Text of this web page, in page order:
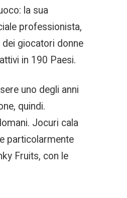
la sua
professionista,
dei giocatori donne
in 190 Paesi.
uno degli anni
quindi.
Jocuri cala
particolarmente
Fruits, con le